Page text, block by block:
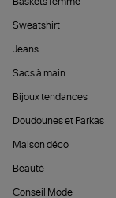
Sweatshirt
Jeans
Sacs à main
Bijoux tendances
Doudounes et Parkas
Maison déco
Beauté
Conseil Mode